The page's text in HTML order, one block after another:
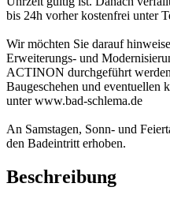
bis 24h vorher kostenfrei unter
Wir möchten Sie darauf
Erweiterungs- und
ACTINON durchgeführt
Baugeschehen und eventuellen
unter www.bad-schlema.de
An Samstagen, Sonn- und
den Badeintritt erhoben.
Beschreibung